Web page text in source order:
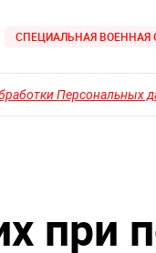
СПЕЦИАЛЬНАЯ ВОЕННАЯ
Персональных
при